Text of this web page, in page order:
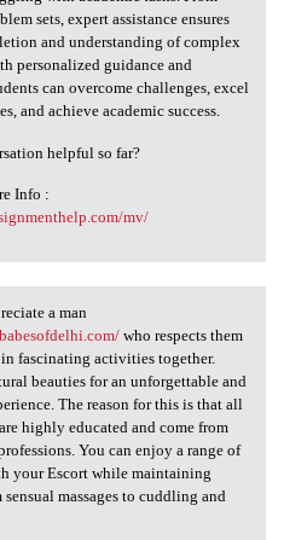
sets, expert assistance ensures
and understanding of complex
personalized guidance and
can overcome challenges, excel
and achieve academic success.
helpful so far?
Info :
mv/
a man
a man
who respects them
in fascinating activities together.
beauties for an unforgettable and
The reason for this is that all
highly educated and come from
You can enjoy a range of
your Escort while maintaining
massages to cuddling and